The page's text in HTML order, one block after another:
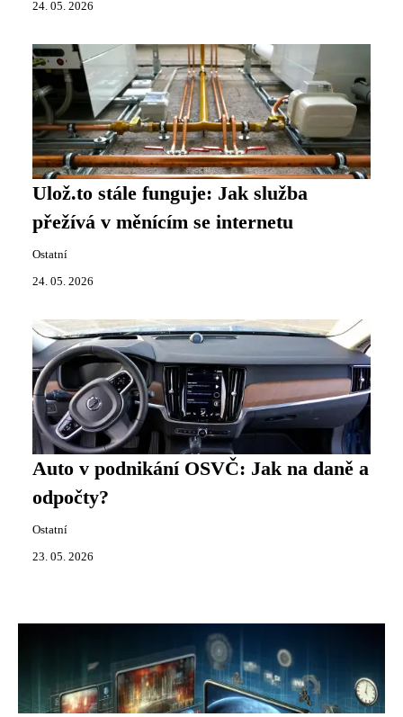
24. 05. 2026
Ulož.to stále funguje: Jak služba
přežívá v měnícím se internetu
Ostatní
24. 05. 2026
Auto v podnikání OSVČ: Jak na daně a
odpočty?
Ostatní
23. 05. 2026